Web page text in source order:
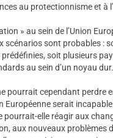
au protectionnisme et à
» au sein de l’Union
scénarios sont probables :
soit plusieurs
au sein d’un noyau dur.
pourrait cependant perdre
Européenne serait
pourrait-elle réagir aux
aux nouveaux problèmes